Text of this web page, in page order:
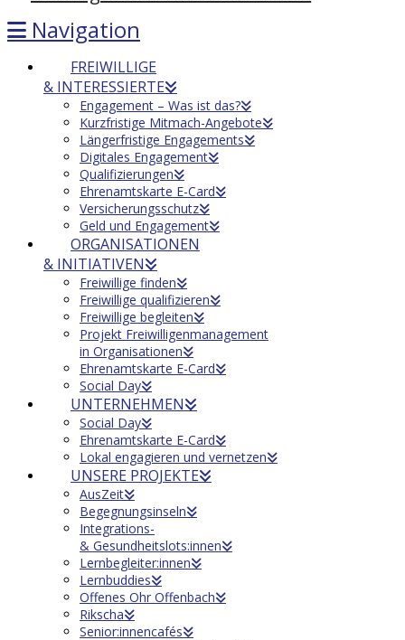
Navigation
FREIWILLIGE
& INTERESSIERTE
Engagement – Was ist das?
Kurzfristige Mitmach-Angebote
Längerfristige Engagements
Digitales Engagement
Qualifizierungen
Ehrenamtskarte E-Card
Versicherungsschutz
Geld und Engagement
ORGANISATIONEN
& INITIATIVEN
Freiwillige finden
Freiwillige qualifizieren
Freiwillige begleiten
Projekt Freiwilligenmanagement
in Organisationen
Ehrenamtskarte E-Card
Social Day
UNTERNEHMEN
Social Day
Ehrenamtskarte E-Card
Lokal engagieren und vernetzen
UNSERE PROJEKTE
AusZeit
Begegnungsinseln
Integrations-
& Gesundheitslots:innen
Lernbegleiter:innen
Lernbuddies
Offenes Ohr Offenbach
Rikscha
Senior:innencafés